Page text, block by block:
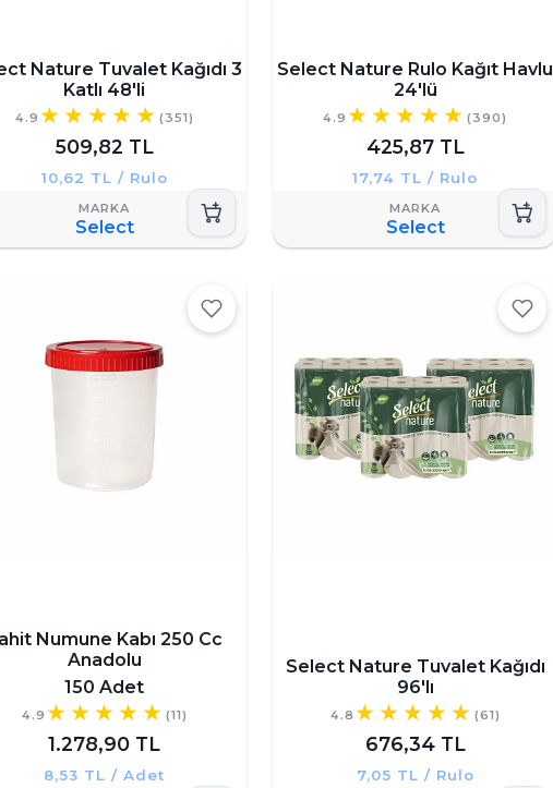
Nature Tuvalet Kağıdı 3
Katlı 48'li
4.9 (351)
509,82 TL
10,62 TL / Rulo
Select
Select Nature Rulo Kağıt Havlu
24'lü
4.9 (390)
425,87 TL
17,74 TL / Rulo
Select
Numune Kabı 250 Cc
Anadolu
150 Adet
4.9 (11)
1.278,90 TL
8,53 TL / Adet
Select Nature Tuvalet Kağıdı
96'lı
4.8 (61)
676,34 TL
7,05 TL / Rulo